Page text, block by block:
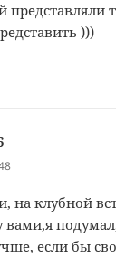
)))
на клубной
если бы